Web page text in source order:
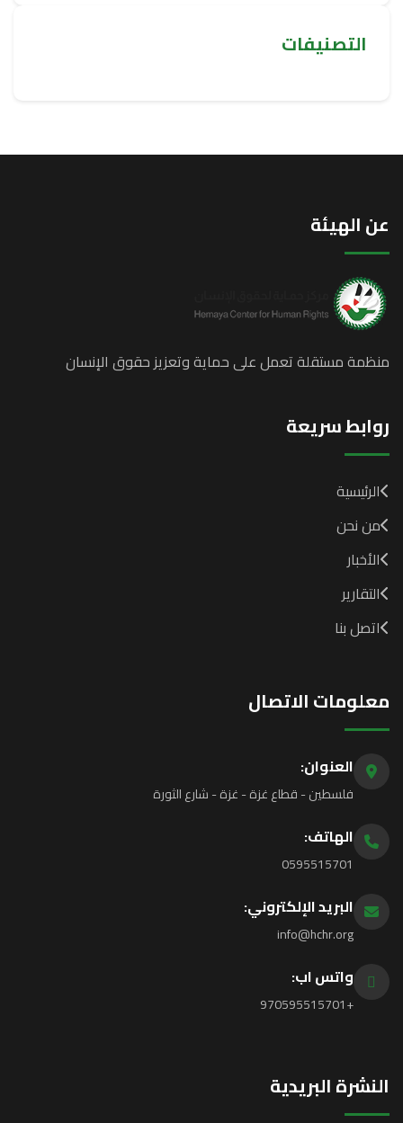
التصنيفات
عن الهيئة
منظمة مستقلة تعمل على حماية وتعزيز حقوق الإنسان
روابط سريعة
الرئيسية
من نحن
الأخبار
التقارير
اتصل بنا
معلومات الاتصال
العنوان:
فلسطين - قطاع غزة - غزة - شارع الثورة
الهاتف:
0595515701
البريد الإلكتروني:
info@hchr.org
واتس اب:
+970595515701
النشرة البريدية